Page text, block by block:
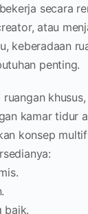
secara
atau
keberadaan
penting.
kamar tidur
konsep
baik.